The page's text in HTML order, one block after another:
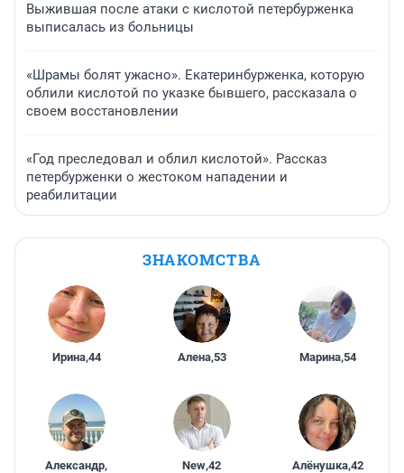
Выжившая после атаки с кислотой петербурженка
выписалась из больницы
«Шрамы болят ужасно». Екатеринбурженка, которую
облили кислотой по указке бывшего, рассказала о
своем восстановлении
«Год преследовал и облил кислотой». Рассказ
петербурженки о жестоком нападении и
реабилитации
ЗНАКОМСТВА
Ирина,44 Алена,53 Марина,54
Александр,
New,42 Алёнушка,42